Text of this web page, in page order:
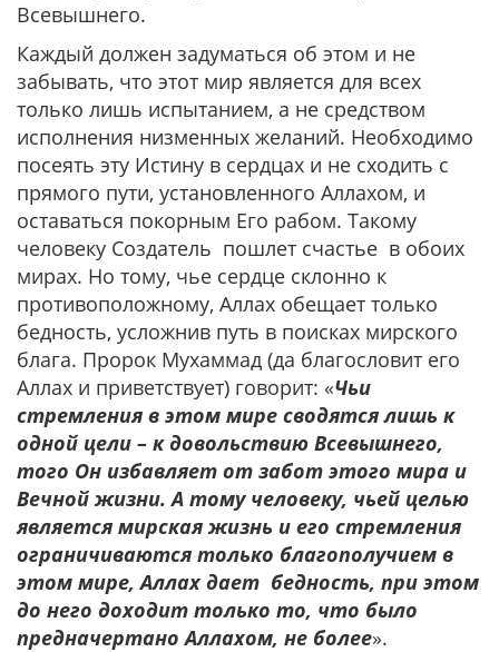
Всевышнего.
Каждый должен задуматься об этом и не
забывать, что этот мир является для всех
только лишь испытанием, а не средством
исполнения низменных желаний. Необходимо
посеять эту Истину в сердцах и не сходить с
прямого пути, установленного Аллахом, и
оставаться покорным Его рабом. Такому
человеку Создатель пошлет счастье в обоих
мирах. Но тому, чье сердце склонно к
противоположному, Аллах обещает только
бедность, усложнив путь в поисках мирского
блага. Пророк Мухаммад (да благословит его
Аллах и приветствует) говорит: «Чьи
стремления в этом мире сводятся лишь к
одной цели – к довольствию Всевышнего,
того Он избавляет от забот этого мира и
Вечной жизни. А тому человеку, чьей целью
является мирская жизнь и его стремления
ограничиваются только благополучием в
этом мире, Аллах дает бедность, при этом
до него доходит только то, что было
предначертано Аллахом, не более».